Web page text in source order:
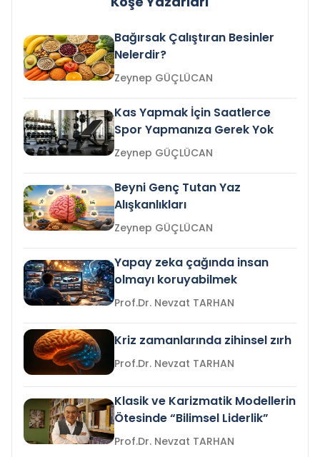
Bağırsak Çalıştıran Besinler
Nelerdir?
Zeynep GÜÇLÜCAN
Kas Yapmak İçin Saatlerce
Spor Yapmanıza Gerek Yok
Zeynep GÜÇLÜCAN
Beyni Genç Tutan Yaz
Alışkanlıkları
Zeynep GÜÇLÜCAN
Yapay zeka çağında insan
olmayı koruyabilmek
Prof.Dr. Nevzat TARHAN
Kriz zamanlarında zihinsel zırh
Prof.Dr. Nevzat TARHAN
Klasik ve Karizmatik Modellerin
Ötesinde “Bilimsel Liderlik”
Prof.Dr. Nevzat TARHAN